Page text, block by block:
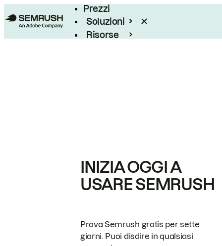
Prezzi
Soluzioni
Risorse
INIZIA OGGI A
USARE SEMRUSH
Prova Semrush gratis per sette
giorni. Puoi disdire in qualsiasi